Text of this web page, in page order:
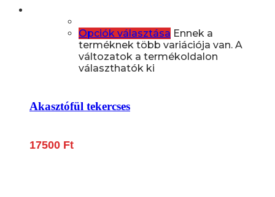
Opciók választása Ennek a
terméknek több variációja van. A
változatok a termékoldalon
választhatók ki
Akasztófül tekercses
17500 Ft